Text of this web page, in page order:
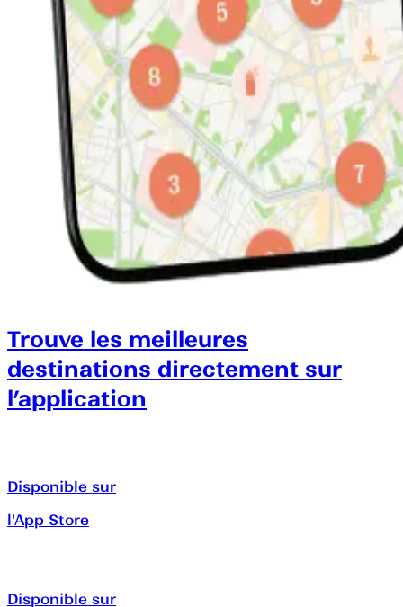
Trouve les meilleures
destinations directement sur
l’application
Disponible sur
l'App Store
Disponible sur